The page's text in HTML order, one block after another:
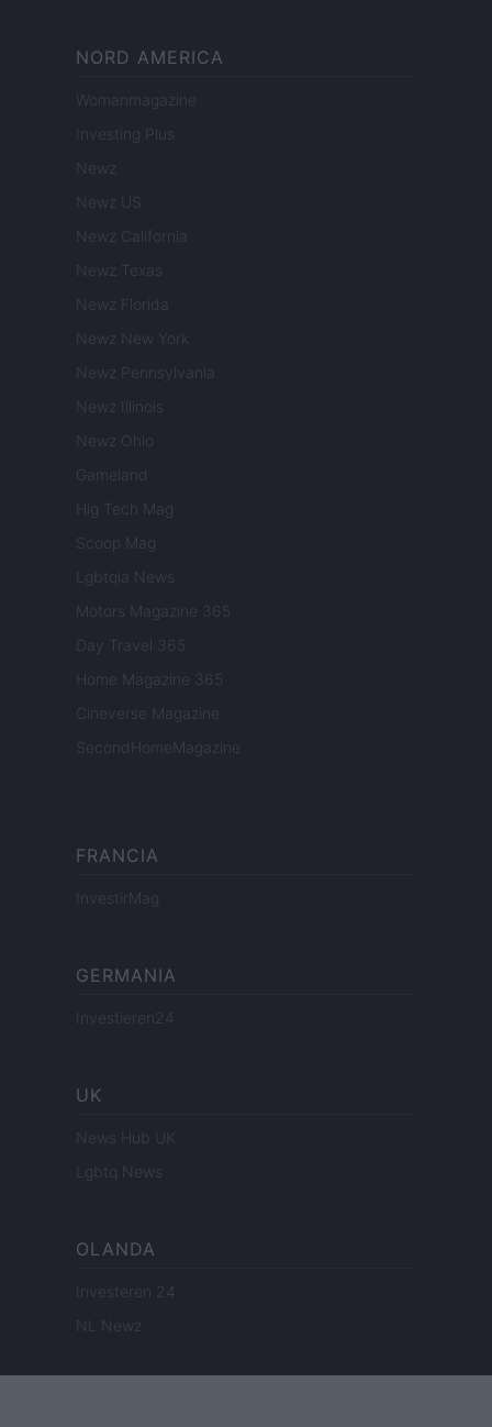
NORD AMERICA
Womanmagazine
Investing Plus
Newz
Newz US
Newz California
Newz Texas
Newz Florida
Newz New York
Newz Pennsylvania
Newz Illinois
Newz Ohio
Gameland
Hig Tech Mag
Scoop Mag
Lgbtqia News
Motors Magazine 365
Day Travel 365
Home Magazine 365
Cineverse Magazine
SecondHomeMagazine
FRANCIA
InvestirMag
GERMANIA
Investieren24
UK
News Hub UK
Lgbtq News
OLANDA
Investeren 24
NL Newz